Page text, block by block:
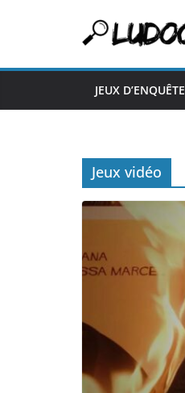
contenu
JEUX D’ENQUÊTE
Jeux vidéo